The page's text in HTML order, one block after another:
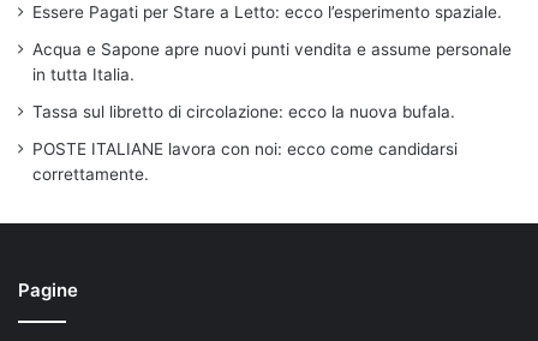
Essere Pagati per Stare a Letto: ecco l’esperimento spaziale.
Acqua e Sapone apre nuovi punti vendita e assume personale
in tutta Italia.
Tassa sul libretto di circolazione: ecco la nuova bufala.
POSTE ITALIANE lavora con noi: ecco come candidarsi
correttamente.
Pagine